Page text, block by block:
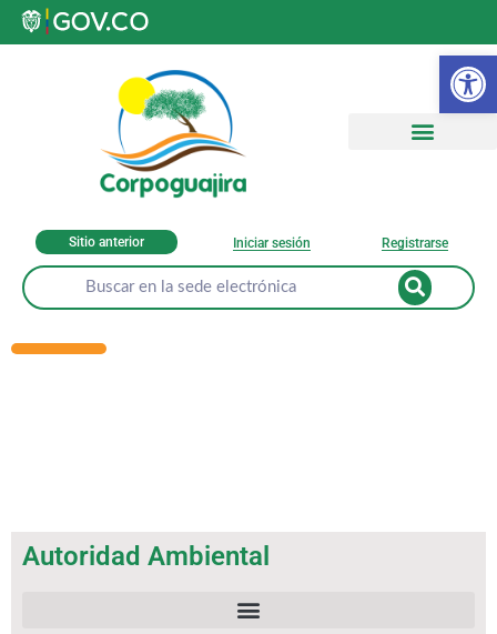
Sitio anterior Iniciar sesión Registrarse
Autoridad Ambiental